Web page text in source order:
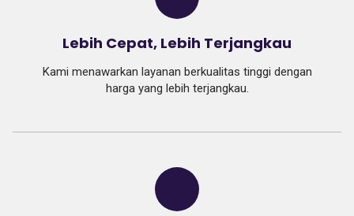
Lebih Cepat, Lebih Terjangkau
Kami menawarkan layanan berkualitas tinggi dengan
harga yang lebih terjangkau.